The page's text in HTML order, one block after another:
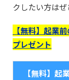
クしたい方はぜ
【無料】起業
プレゼント
【無料】起